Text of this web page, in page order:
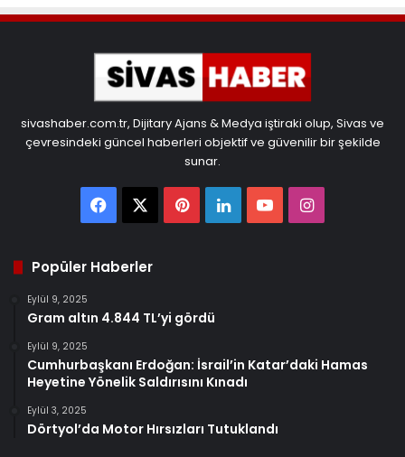
sivashaber.com.tr, Dijitary Ajans & Medya iştiraki olup, Sivas ve
çevresindeki güncel haberleri objektif ve güvenilir bir şekilde
sunar.
FacebookPinterest
LinkedInYouTubeInstagram
Popüler Haberler
Eylül 9, 2025
Gram altın 4.844 TL’yi gördü
Eylül 9, 2025
Cumhurbaşkanı Erdoğan: İsrail’in Katar’daki Hamas
Heyetine Yönelik Saldırısını Kınadı
Eylül 3, 2025
Dörtyol’da Motor Hırsızları Tutuklandı